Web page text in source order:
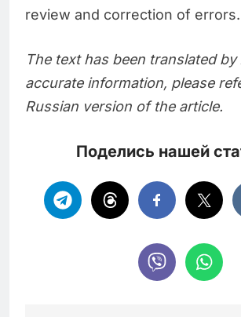
review and correction of errors.
The text has been translated by
accurate information, please
Russian version of the article.
Поделись нашей